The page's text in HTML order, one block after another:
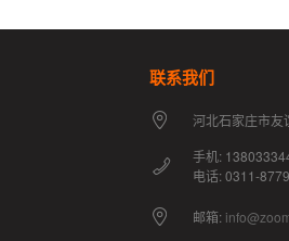
联系我们
河北石家庄市友
手机:
电话: 0311-
邮箱: